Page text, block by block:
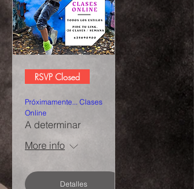
RSVP Closed
Próximamente... Clases
Online
A determinar
More info
Detalles